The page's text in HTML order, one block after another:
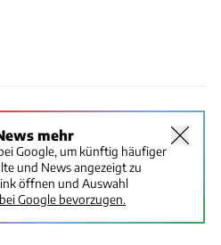
mehr
Google, um künftig häufiger
und News angezeigt zu
öffnen und Auswahl
Google bevorzugen.